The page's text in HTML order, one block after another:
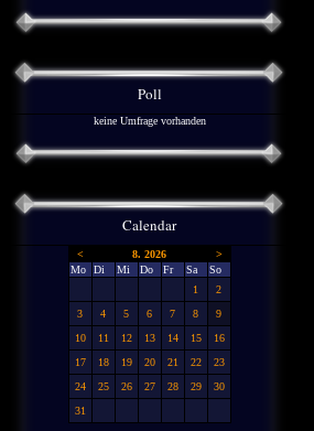
Poll
keine Umfrage vorhanden
Calendar
< 8. 2026
>
Mo
Di Mi Do Fr Sa
So
1
2
3
4 5 6 7 8
9
10
11 12 13 14 15
16
17
18 19 20 21 22
23
24
25 26 27 28 29
30
31